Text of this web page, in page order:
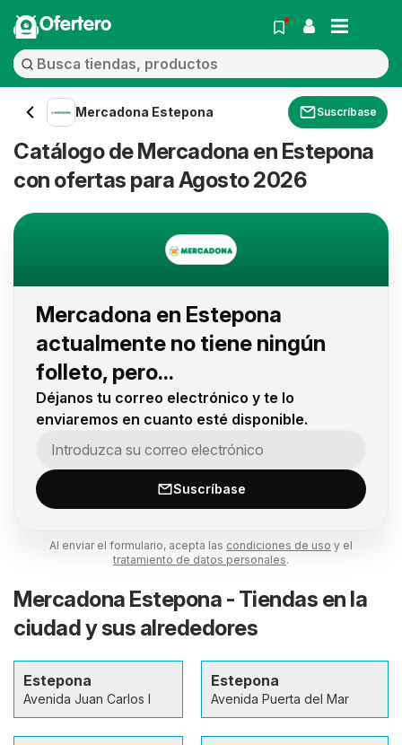
Ofertero
Mercadona Estepona Suscríbase
Catálogo de Mercadona en Estepona
con ofertas para Agosto 2026
Mercadona en Estepona
actualmente no tiene ningún
folleto, pero...
Déjanos tu correo electrónico y te lo
enviaremos en cuanto esté disponible.
Suscríbase
Al enviar el formulario, acepta las condiciones de uso y el
tratamiento de datos personales.
Mercadona Estepona - Tiendas en la
ciudad y sus alrededores
Estepona
Avenida Juan Carlos I
Estepona
Avenida Puerta del Mar